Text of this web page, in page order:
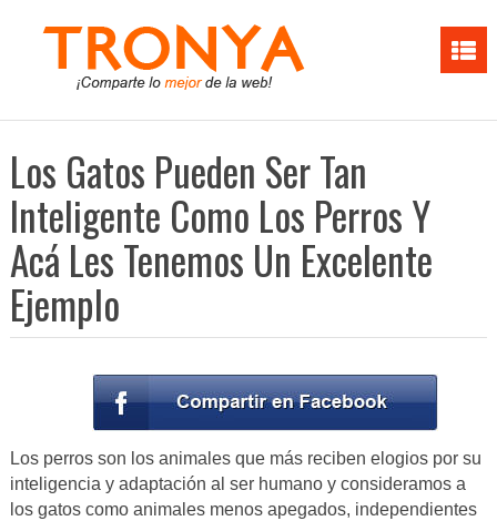
Los Gatos Pueden Ser Tan
Inteligente Como Los Perros Y
Acá Les Tenemos Un Excelente
Ejemplo
Los perros son los animales que más reciben elogios por su
inteligencia y adaptación al ser humano y consideramos a
los gatos como animales menos apegados, independientes